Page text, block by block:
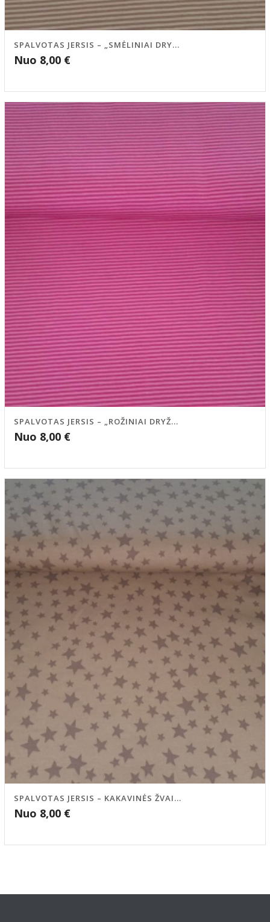
SPALVOTAS JERSIS – „SMĖLINIAI DRY...
Nuo 8,00 €
SPALVOTAS JERSIS – „ROŽINIAI DRYŽ...
Nuo 8,00 €
SPALVOTAS JERSIS – KAKAVINĖS ŽVAI...
Nuo 8,00 €